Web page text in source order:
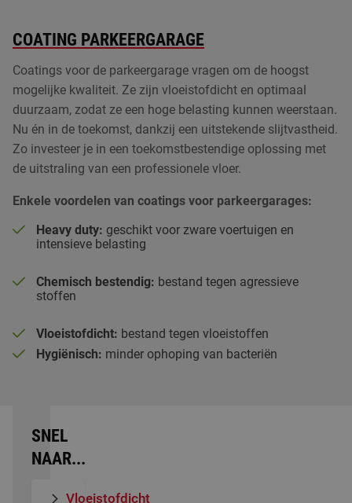
PU gietvloeren
Betonvloer coating
Kunststof plinten
Vloer laten egaliseren
ESD vloeren
COATING PARKEERGARAGE
Coatings voor de parkeergarage vragen om de hoogst
mogelijke kwaliteit. Ze zijn vloeistofdicht en optimaal
duurzaam, zodat ze een hoge belasting kunnen weerstaan.
Nu én in de toekomst, dankzij een uitstekende slijtvastheid.
Zo investeer je in een toekomstbestendige oplossing met
de uitstraling van een professionele vloer.
Enkele voordelen van coatings voor parkeergarages:
Heavy duty: geschikt voor zware voertuigen en
intensieve belasting
Chemisch bestendig: bestand tegen agressieve
stoffen
Vloeistofdicht: bestand tegen vloeistoffen
Hygiënisch: minder ophoping van bacteriën
SNEL
NAAR...
Vloeistofdicht